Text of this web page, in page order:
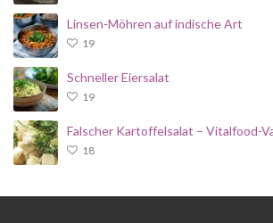
Linsen-Möhren auf indische Art
19
Schneller Eiersalat
19
Falscher Kartoffelsalat – Vitalfood-
18